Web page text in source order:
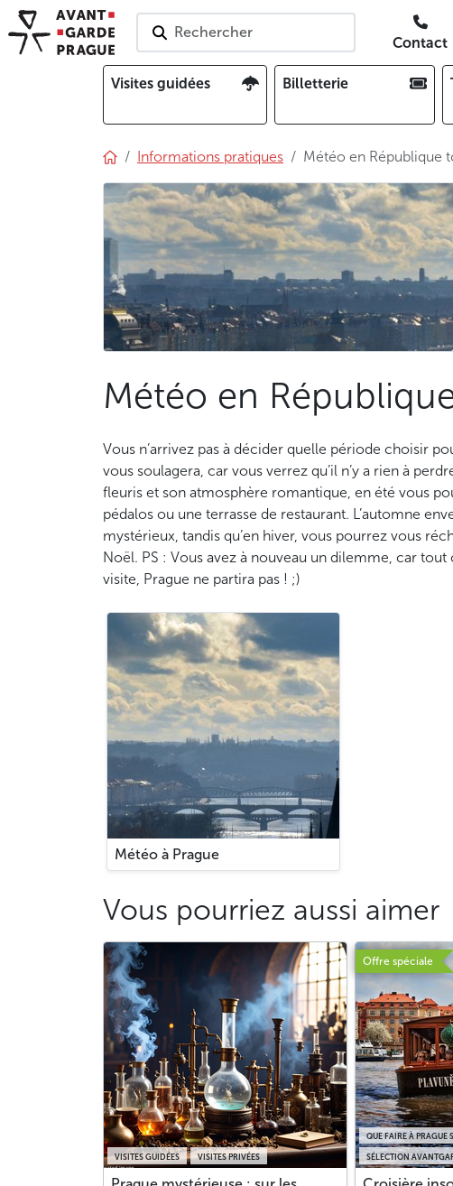
Rechercher
Contact
Visites guidées Billetterie
Informations pratiques Météo en République
Météo en
Vous n’arrivez pas à décider quelle période choisir
vous soulagera, car vous verrez qu’il n’y a rien à
fleuris et son atmosphère romantique, en été vous
pédalos ou une terrasse de restaurant. L’automne
mystérieux, tandis qu’en hiver, vous pourrez vous
Noël. PS : Vous avez à nouveau un dilemme, car
visite, Prague ne partira pas ! ;)
Météo à Prague
Vous pourriez aussi aimer
VISITES GUIDÉES VISITES PRIVÉES
Offre spéciale
SÉLECTION
QUE FAIRE À PRAGUE